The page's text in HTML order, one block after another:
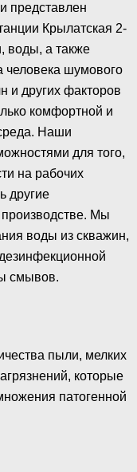
представлен
Крылатская 2-
воды, а также
человека шумового
и других факторов
комфортной и
Наши
для того,
на рабочих
другие
Мы
воды из скважин,
смывов.
пыли, мелких
которые
патогенной